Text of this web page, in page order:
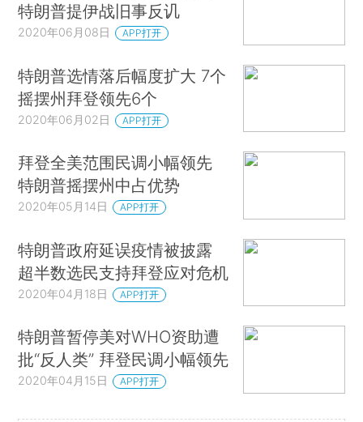
特朗普提伊战旧事反讥
2020年06月08日 APP打开
特朗普选情落后幅度扩大 7个
摇摆州拜登领先6个
2020年06月02日 APP打开
拜登全美范围民调小幅领先
特朗普摇摆州中占优势
2020年05月14日 APP打开
特朗普政府延误疫情被披露
超半数选民支持拜登应对危机
2020年04月18日 APP打开
特朗普暂停美对WHO资助遭
批“反人类” 拜登民调小幅领先
2020年04月15日 APP打开